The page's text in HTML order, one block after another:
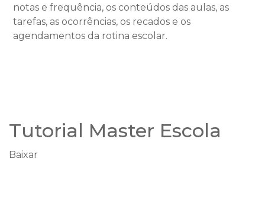
notas e frequência, os conteúdos das aulas, as
tarefas, as ocorrências, os recados e os
agendamentos da rotina escolar.
Tutorial Master Escola
Baixar